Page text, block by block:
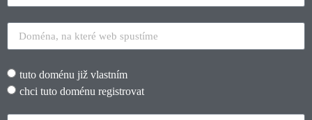
tuto doménu již vlastním
chci tuto doménu registrovat